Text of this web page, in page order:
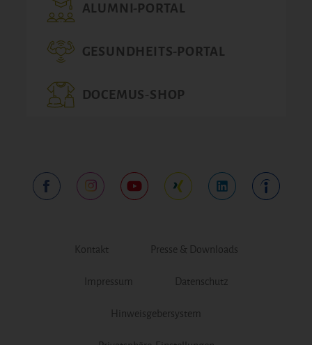
ALUMNI-PORTAL
GESUNDHEITS-PORTAL
DOCEMUS-SHOP
Kontakt Presse & Downloads
Impressum Datenschutz
Hinweisgebersystem